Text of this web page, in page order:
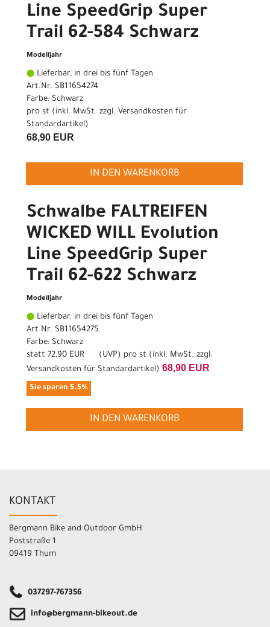
Line SpeedGrip Super
Trail 62-584 Schwarz
Modelljahr
Lieferbar, in drei bis fünf Tagen
Art.Nr. SB11654274
Farbe: Schwarz
pro st (inkl. MwSt. zzgl. Versandkosten für
Standardartikel)
68,90 EUR
IN DEN WARENKORB
Schwalbe FALTREIFEN
WICKED WILL Evolution
Line SpeedGrip Super
Trail 62-622 Schwarz
Modelljahr
Lieferbar, in drei bis fünf Tagen
Art.Nr. SB11654275
Farbe: Schwarz
statt 72,90 EUR ( UVP) pro st (inkl. MwSt. zzgl.
Versandkosten für Standardartikel) 68,90 EUR
Sie sparen 5.5%
IN DEN WARENKORB
KONTAKT
Bergmann Bike and Outdoor GmbH
Poststraße 1
09419 Thum
037297-767356
info@bergmann-bikeout.de